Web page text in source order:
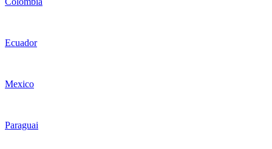
Ecuador
Mexico
Paraguai